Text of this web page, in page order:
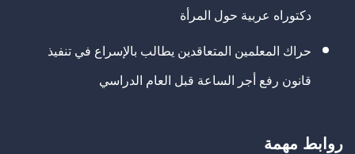
دكتوراه عربية حول المرأة
حراك المعلمين المتعاقدين يطالب بالإسراع في تنفيذ
قانون رفع أجر الساعة قبل العام الدراسي
روابط مهمة